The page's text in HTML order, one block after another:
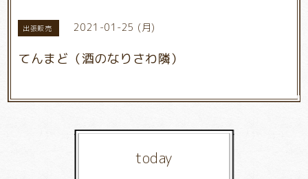
出張販売 2021-01-25 (月)
てんまど（酒のなりさわ隣）
today